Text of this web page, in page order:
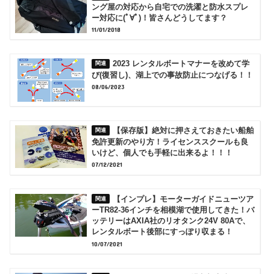
ング屋の対応から自宅での洗濯と防水スプレ
ー対応に(ﾟ∀ﾟ)！皆さんどうしてます？
11/01/2018
2023 レンタルボートマナーを改めて学
び(復習し)、湖上での事故防止につなげる！！
08/06/2023
【保存版】絶対に押さえておきたい船舶
免許更新のやり方！ライセンススクールも良
いけど、個人でも手軽に出来るよ！！！
07/12/2021
【インプレ】モーターガイドニューツア
ーTR82-36インチを相模湖で使用してきた！バ
ッテリーはAXIA社のリオタンク24V 80Aで、
レンタルボート後部にすっぽり収まる！
10/07/2021